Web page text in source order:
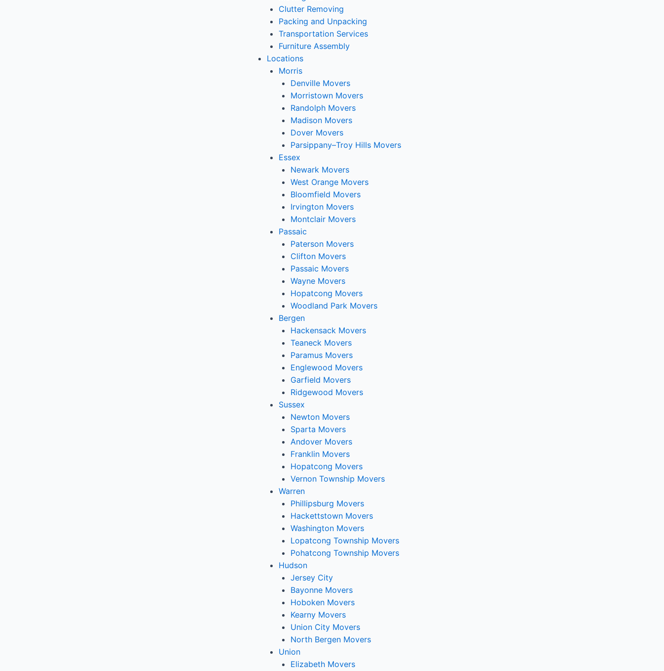
Clutter Removing
Packing and Unpacking
Transportation Services
Furniture Assembly
Locations
Morris
Denville Movers
Morristown Movers
Randolph Movers
Madison Movers
Dover Movers
Parsippany–Troy Hills Movers
Essex
Newark Movers
West Orange Movers
Bloomfield Movers
Irvington Movers
Montclair Movers
Passaic
Paterson Movers
Clifton Movers
Passaic Movers
Wayne Movers
Hopatcong Movers
Woodland Park Movers
Bergen
Hackensack Movers
Teaneck Movers
Paramus Movers
Englewood Movers
Garfield Movers
Ridgewood Movers
Sussex
Newton Movers
Sparta Movers
Andover Movers
Franklin Movers
Hopatcong Movers
Vernon Township Movers
Warren
Phillipsburg Movers
Hackettstown Movers
Washington Movers
Lopatcong Township Movers
Pohatcong Township Movers
Hudson
Jersey City
Bayonne Movers
Hoboken Movers
Kearny Movers
Union City Movers
North Bergen Movers
Union
Elizabeth Movers